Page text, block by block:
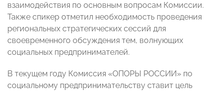
взаимодействия по основным вопросам Комиссии.
Также спикер отметил необходимость проведения
региональных стратегических сессий для
своевременного обсуждения тем, волнующих
социальных предпринимателей.
В текущем году Комиссия «ОПОРЫ РОССИИ» по
социальному предпринимательству ставит цель